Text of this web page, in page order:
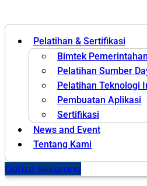
Pelatihan & Sertifikasi
Bimtek Pemerintahan
Pelatihan Sumber
Pelatihan Teknologi
Pembuatan Aplikasi
Sertifikasi
News and Event
Tentang Kami
Daftar Sekarang